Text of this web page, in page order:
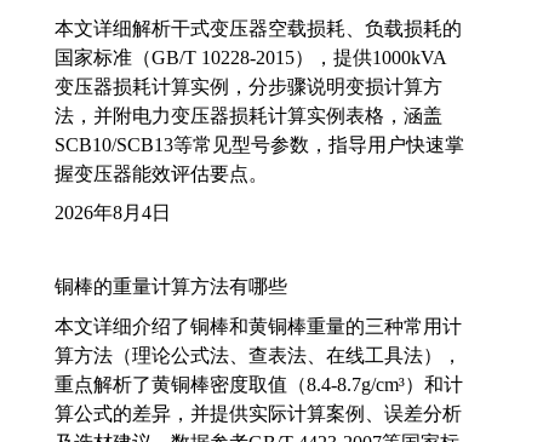
本文详细解析干式变压器空载损耗、负载损耗的
国家标准（GB/T 10228-2015），提供1000kVA
变压器损耗计算实例，分步骤说明变损计算方
法，并附电力变压器损耗计算实例表格，涵盖
SCB10/SCB13等常见型号参数，指导用户快速掌
握变压器能效评估要点。
2026年8月4日
铜棒的重量计算方法有哪些
本文详细介绍了铜棒和黄铜棒重量的三种常用计
算方法（理论公式法、查表法、在线工具法），
重点解析了黄铜棒密度取值（8.4-8.7g/cm³）和计
算公式的差异，并提供实际计算案例、误差分析